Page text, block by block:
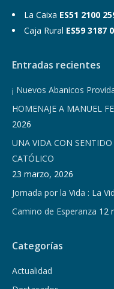
La Caixa ES51 2100
Caja Rural ES59 3187
Entradas recientes
¡ Nuevos Abanicos
HOMENAJE A MANUEL
2026
UNA VIDA CON
CATÓLICO
23 marzo, 2026
Jornada por la Vida : La
Camino de Esperanza 12
Categorías
Actualidad